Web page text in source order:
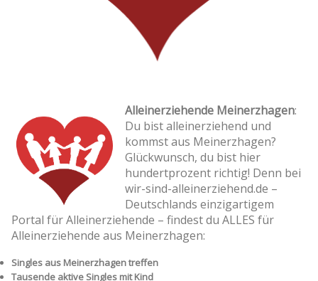
Alleinerziehende Meinerzhagen:
Du bist alleinerziehend und
kommst aus Meinerzhagen?
Glückwunsch, du bist hier
hundertprozent richtig! Denn bei
wir-sind-alleinerziehend.de –
Deutschlands einzigartigem
Portal für Alleinerziehende – findest du ALLES für
Alleinerziehende aus Meinerzhagen:
Singles aus Meinerzhagen treffen
Tausende aktive Singles mit Kind